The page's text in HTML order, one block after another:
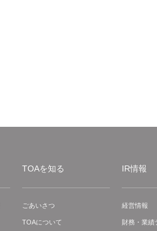
TOAを知る
ごあいさつ
TOAについて
IR情報
経営情報
財務・業績